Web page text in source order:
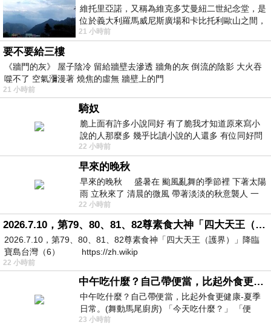
維托里亞諾，又稱為維克多艾曼紐二世紀念堂，是
位於義大利羅馬威尼斯廣場和卡比托利歐山之間，
用以紀念統一義大利統一後的的第一位國
21 小時前
要不要給三樓
《牆門的灰》 屋子陰冷 留給牆壁去滲透 牆角的灰 倒流的陰影 大火吞
噬不了 空氣瀰漫著 燒焦的虛無 牆壁上的門
21 小時前
騎奴
脆上面有許多小說同好 有了脆我才知道原來寫小
說的人那麼多 幾乎比讀小說的人還多 有位同好問
了一個問題 她說為什麼高中文學獎的
22 小時前
早來的晚秋
早來的晚秋 盛暑在 颱風亂舞的季節裡 下著太陽
雨 立秋來了 清晨的微風 帶著淡淡的秋意襲人 一
下子 又被赤
22 小時前
2026.7.10，第79、80、81、82尊素食大神「四大天王（護界）」降臨寶島台灣（6）
2026.7.10，第79、80、81、82尊素食神「四大天王（護界）」降臨
寶島台灣（6） https://zh.wikip
22 小時前
中午吃什麼？自己帶便當，比起外食更健康-夏季日常。(舞動馬尾廚房)
中午吃什麼？自己帶便當，比起外食更健康-夏季
日常。(舞動馬尾廚房) 「今天吃什麼？」 「便
當？麵？還是炒飯？」 每天都在選擇
23 小時前